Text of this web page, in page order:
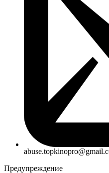
Предупреждение